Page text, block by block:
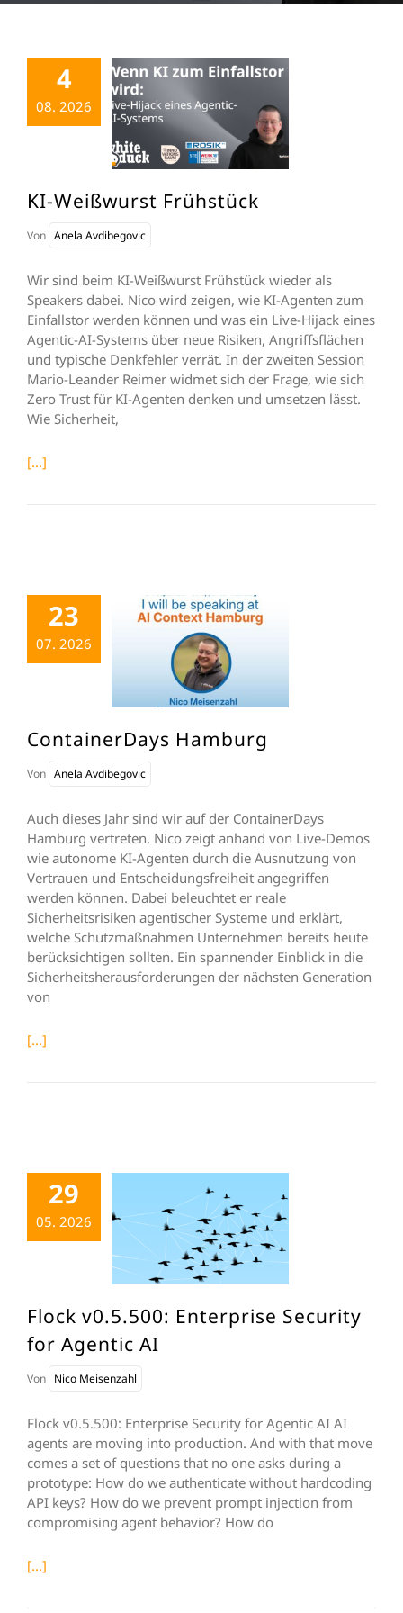
4
08. 2026
KI-Weißwurst Frühstück
Von Anela Avdibegovic
Wir sind beim KI-Weißwurst Frühstück wieder als
Speakers dabei. Nico wird zeigen, wie KI-Agenten zum
Einfallstor werden können und was ein Live-Hijack eines
Agentic-AI-Systems über neue Risiken, Angriffsflächen
und typische Denkfehler verrät. In der zweiten Session
Mario-Leander Reimer widmet sich der Frage, wie sich
Zero Trust für KI-Agenten denken und umsetzen lässt.
Wie Sicherheit,
[...]
23
07. 2026
ContainerDays Hamburg
Von Anela Avdibegovic
Auch dieses Jahr sind wir auf der ContainerDays
Hamburg vertreten. Nico zeigt anhand von Live-Demos
wie autonome KI-Agenten durch die Ausnutzung von
Vertrauen und Entscheidungsfreiheit angegriffen
werden können. Dabei beleuchtet er reale
Sicherheitsrisiken agentischer Systeme und erklärt,
welche Schutzmaßnahmen Unternehmen bereits heute
berücksichtigen sollten. Ein spannender Einblick in die
Sicherheitsherausforderungen der nächsten Generation
von
[...]
29
05. 2026
Flock v0.5.500: Enterprise Security
for Agentic AI
Von Nico Meisenzahl
Flock v0.5.500: Enterprise Security for Agentic AI AI
agents are moving into production. And with that move
comes a set of questions that no one asks during a
prototype: How do we authenticate without hardcoding
API keys? How do we prevent prompt injection from
compromising agent behavior? How do
[...]